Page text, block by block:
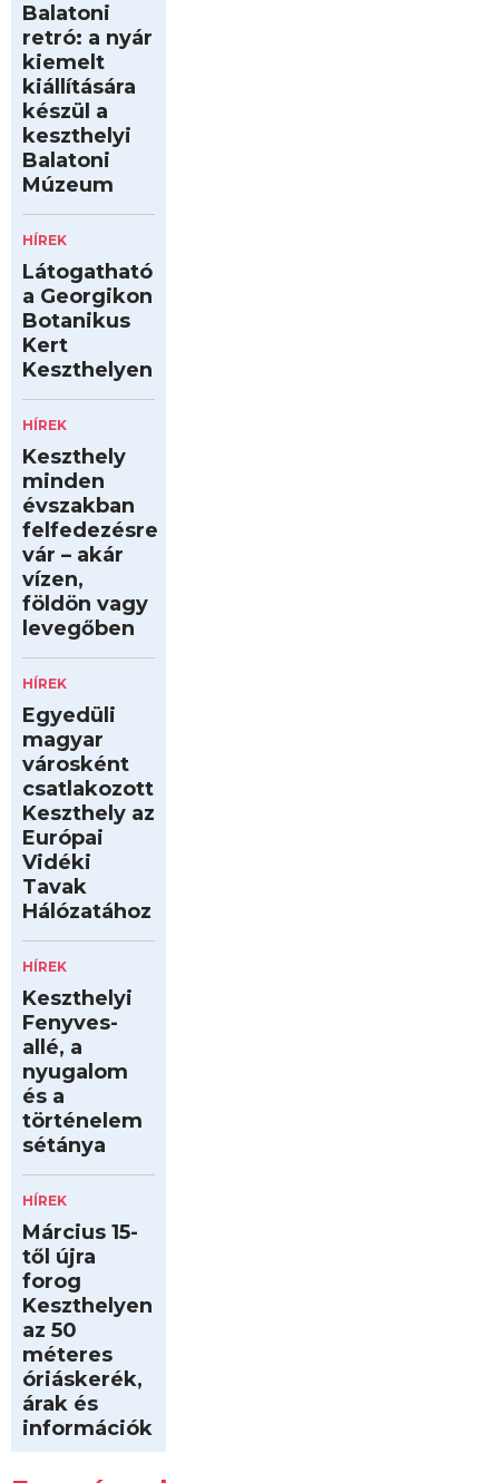
Balatoni
retró: a nyár
kiemelt
kiállítására
készül a
keszthelyi
Balatoni
Múzeum
HÍREK
Látogatható
a Georgikon
Botanikus
Kert
Keszthelyen
HÍREK
Keszthely
minden
évszakban
felfedezésre
vár – akár
vízen,
földön vagy
levegőben
HÍREK
Egyedüli
magyar
városként
csatlakozott
Keszthely az
Európai
Vidéki
Tavak
Hálózatához
HÍREK
Keszthelyi
Fenyves-
allé, a
nyugalom
és a
történelem
sétánya
HÍREK
Március 15-
től újra
forog
Keszthelyen
az 50
méteres
óriáskerék,
árak és
információk